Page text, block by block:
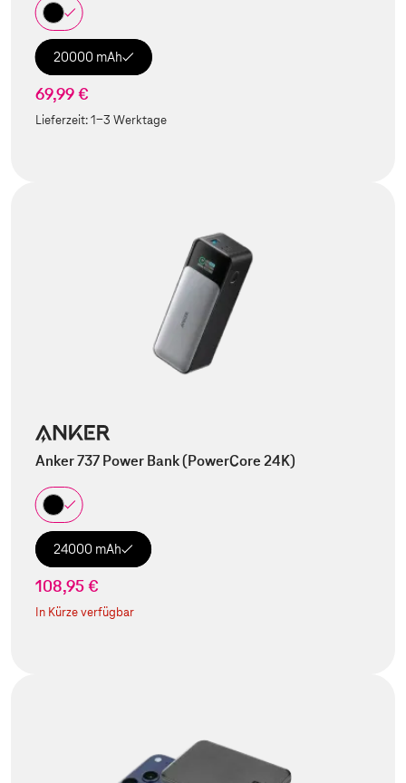
20000 mAh
69,99 €
Lieferzeit:1-3 Werktage
Anker 737 Power Bank (PowerCore 24K)
24000 mAh
108,95 €
In Kürze verfügbar